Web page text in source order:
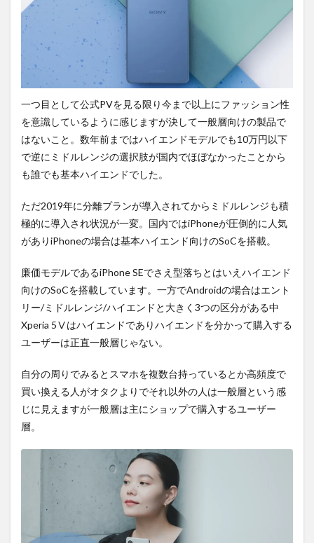
ーマ
はな
ラの
癖強
4
拘り
が強
向
け。
5
め。
6
PR)
は待
ち時
料不
要の
オン
ライ
ンシ
おす
一つ目として公式PVを見る限り今まで以上にファッション性
を意識しているように感じますが決して一般層向けの製品で
はないこと。数年前まではハイエンドモデルでも10万円以下
で逆にミドルレンジの選択肢が国内でほぼなかったことから
も誰でも基本ハイエンドでした。
ただ2019年に分離プランが導入されてからミドルレンジも積
極的に導入され状況が一変。国内ではiPhoneが圧倒的に人気
がありiPhoneの場合は基本ハイエンド向けのSoCを搭載。
廉価モデルであるiPhone SEでさえ型落ちとはいえハイエンド
向けのSoCを搭載しています。一方でAndroidの場合はエント
リー/ミドルレンジ/ハイエンドと大きく3つの区分がある中
Xperia 5Ⅴはハイエンドでありハイエンドを分かって購入する
ユーザーは正直一般層じゃない。
自分の周りでみるとスマホを複数台持っているとか高頻度で
買い換える人がオタクよりでそれ以外の人は一般層という感
じに見えますが一般層は主にショップで購入するユーザー
層。